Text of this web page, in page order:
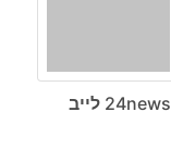
24news לייב